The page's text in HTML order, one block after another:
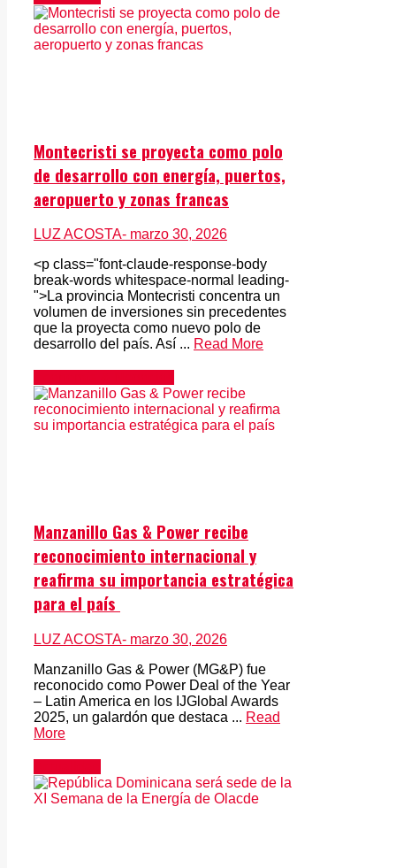
Montecristi se proyecta como polo
de desarrollo con energía, puertos,
aeropuerto y zonas francas
LUZ ACOSTA- marzo 30, 2026
<p class="font-claude-response-body
break-words whitespace-normal leading-
">La provincia Montecristi concentra un
volumen de inversiones sin precedentes
que la proyecta como nuevo polo de
desarrollo del país. Así ... Read More
Manzanillo Gas & Power recibe
reconocimiento internacional y
reafirma su importancia estratégica
para el país
LUZ ACOSTA- marzo 30, 2026
Manzanillo Gas & Power (MG&P) fue
reconocido como Power Deal of the Year
– Latin America en los IJGlobal Awards
2025, un galardón que destaca ... Read
More